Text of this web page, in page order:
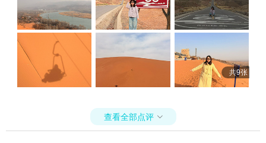
共9张
查看全部点评 